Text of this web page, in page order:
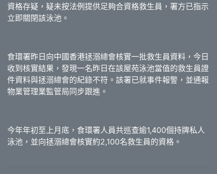
資格存疑，疑未按法例提供足夠合資格救生員，署方已指示
立即關閉該泳池。
食環署昨日向中國香港拯溺總會核實一批救生員資料，今日
收到核實結果，發現一名昨日在該屋苑泳池當值的救生員證
件資料與拯溺總會的紀錄不符。該署已就事件報警，並通報
物業管理業監管局同步跟進。
今年年初至上月底，食環署人員共巡查逾1,400個持牌私人
泳池，並向拯溺總會核實約2,100名救生員的資格。